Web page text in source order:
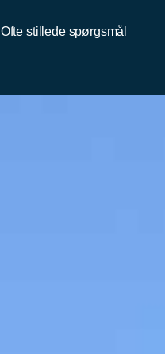
Ofte stillede spørgsmål